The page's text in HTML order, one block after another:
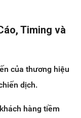
Timing và
của thương hiệu
dịch.
hàng tiềm